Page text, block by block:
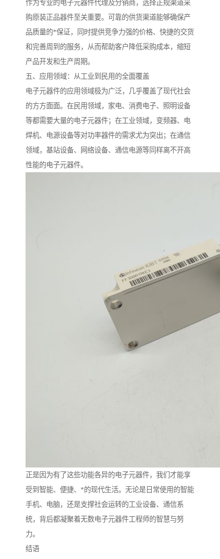
作为专业的电子元器件代理及分销商，选择正规渠道采
购原装正品器件至关重要。可靠的供货渠道能够确保产
品质量的*保证，同时提供竞争力强的价格、快捷的交货
和完善周到的服务，从而帮助客户降低采购成本，缩短
产品开发和生产周期。
五、应用领域：从工业到民用的全面覆盖
电子元器件的应用领域极为广泛，几乎覆盖了现代社会
的方方面面。在民用领域，家电、消费电子、照明设备
等都需要大量的电子元器件；在工业领域，变频器、电
焊机、电源设备等对功率器件的需求尤为突出；在通信
领域，基站设备、网络设备、通信电源等同样离不开高
性能的电子元器件。
正是因为有了这些功能各异的电子元器件，我们才能享
受到智能、便捷、*的现代生活。无论是日常使用的智能
手机、电脑，还是支撑社会运转的工业设备、通信系
统，背后都凝聚着无数电子元器件工程师的智慧与努
力。
结语